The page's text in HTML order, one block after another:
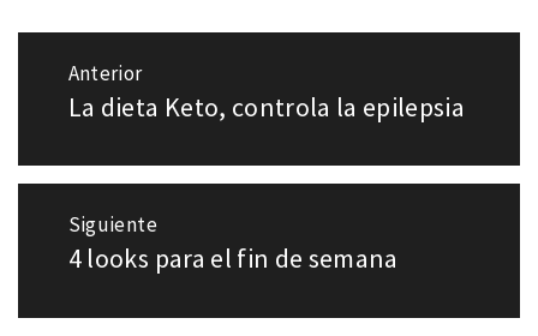
Navegación
entradas
Anterior
Entrada
La dieta Keto, controla la epilepsia
Siguiente
Entrada
4 looks para el fin de semana